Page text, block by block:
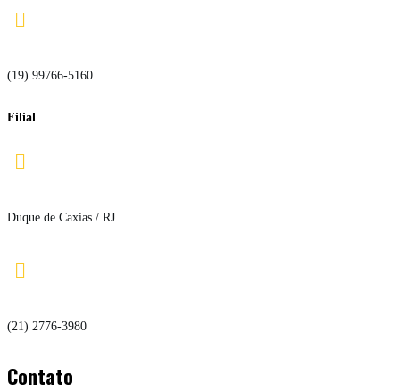

(19) 99766-5160
Filial

Duque de Caxias / RJ

(21) 2776-3980
Contato